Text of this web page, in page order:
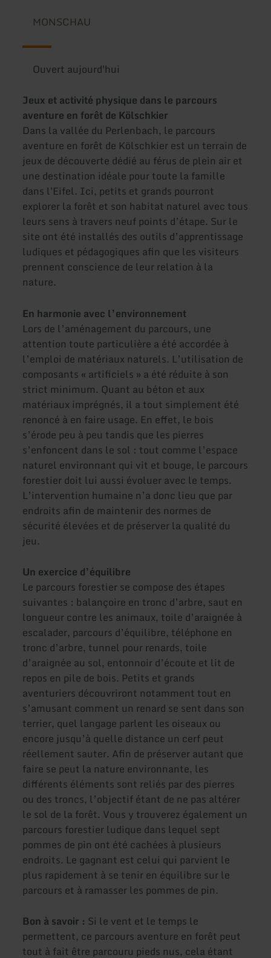
MONSCHAU
Ouvert aujourd'hui
Jeux et activité physique dans le parcours
aventure en forêt de Kölschkier
Dans la vallée du Perlenbach, le parcours
aventure en forêt de Kölschkier est un terrain de
jeux de découverte dédié au férus de plein air et
une destination idéale pour toute la famille
dans l'Eifel. Ici, petits et grands pourront
explorer la forêt et son habitat naturel avec tous
leurs sens à travers neuf points d’étape. Sur le
site ont été installés des outils d’apprentissage
ludiques et pédagogiques afin que les visiteurs
prennent conscience de leur relation à la
nature.
En harmonie avec l’environnement
Lors de l’aménagement du parcours, une
attention toute particulière a été accordée à
l’emploi de matériaux naturels. L’utilisation de
composants « artificiels » a été réduite à son
strict minimum. Quant au béton et aux
matériaux imprégnés, il a tout simplement été
renoncé à en faire usage. En effet, le bois
s’érode peu à peu tandis que les pierres
s’enfoncent dans le sol : tout comme l’espace
naturel environnant qui vit et bouge, le parcours
forestier doit lui aussi évoluer avec le temps.
L’intervention humaine n’a donc lieu que par
endroits afin de maintenir des normes de
sécurité élevées et de préserver la qualité du
jeu.
Un exercice d’équilibre
Le parcours forestier se compose des étapes
suivantes : balançoire en tronc d’arbre, saut en
longueur contre les animaux, toile d’araignée à
escalader, parcours d’équilibre, téléphone en
tronc d’arbre, tunnel pour renards, toile
d’araignée au sol, entonnoir d’écoute et lit de
repos en pile de bois. Petits et grands
aventuriers découvriront notamment tout en
s’amusant comment un renard se sent dans son
terrier, quel langage parlent les oiseaux ou
encore jusqu’à quelle distance un cerf peut
réellement sauter. Afin de préserver autant que
faire se peut la nature environnante, les
différents éléments sont reliés par des pierres
ou des troncs, l’objectif étant de ne pas altérer
le sol de la forêt. Vous y trouverez également un
parcours forestier ludique dans lequel sept
pommes de pin ont été cachées à plusieurs
endroits. Le gagnant est celui qui parvient le
plus rapidement à se tenir en équilibre sur le
parcours et à ramasser les pommes de pin.
Bon à savoir : Si le vent et le temps le
permettent, ce parcours aventure en forêt peut
tout à fait être parcouru pieds nus, cela étant